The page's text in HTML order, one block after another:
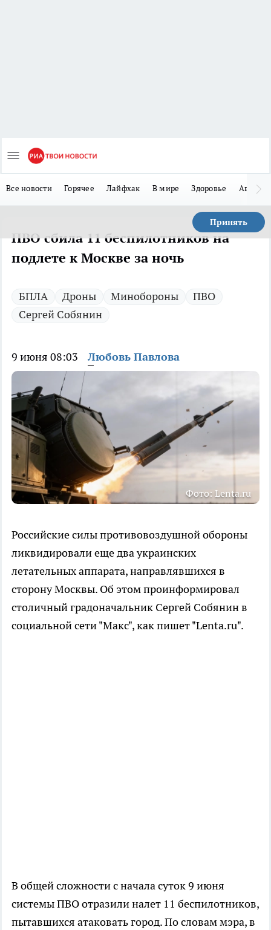
Все новости Горячее Лайфхак В мире Здоровье Авто
Принять
ПВО сбила 11 беспилотников на
подлете к Москве за ночь
БПЛА Дроны Минобороны
ПВО
Сергей Собянин
9 июня 08:03 Любовь Павлова
Фото: Lenta.ru
Российские силы противовоздушной обороны
ликвидировали еще два украинских
летательных аппарата, направлявшихся в
сторону Москвы. Об этом проинформировал
столичный градоначальник Сергей Собянин в
социальной сети "Макс", как пишет "Lenta.ru".
В общей сложности с начала суток 9 июня
системы ПВО отразили налет 11 беспилотников,
пытавшихся атаковать город. По словам мэра, в